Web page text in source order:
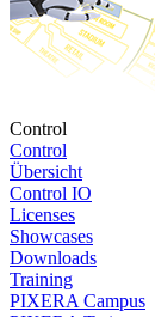
Control
Control
Übersicht
Control IO
Licenses
Showcases
Downloads
Training
PIXERA Campus